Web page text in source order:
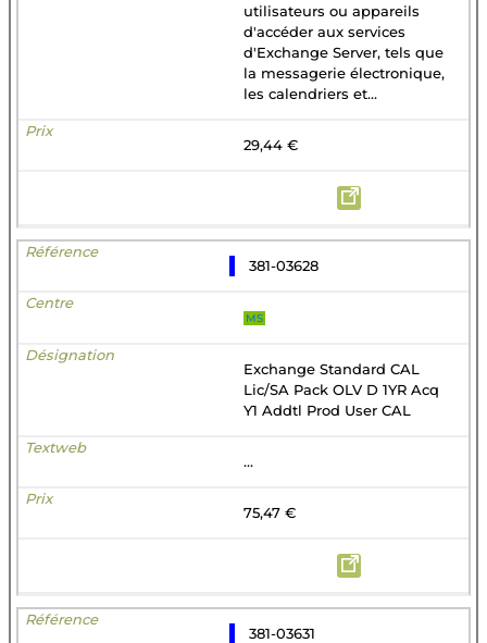
utilisateurs ou appareils
d'accéder aux services
d'Exchange Server, tels que
la messagerie électronique,
les calendriers et...
29,44 €
381-03628
MS
Exchange Standard CAL
Lic/SA Pack OLV D 1YR Acq
Y1 Addtl Prod User CAL
...
75,47 €
381-03631